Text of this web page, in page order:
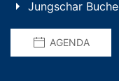
Jungschar
AGENDA